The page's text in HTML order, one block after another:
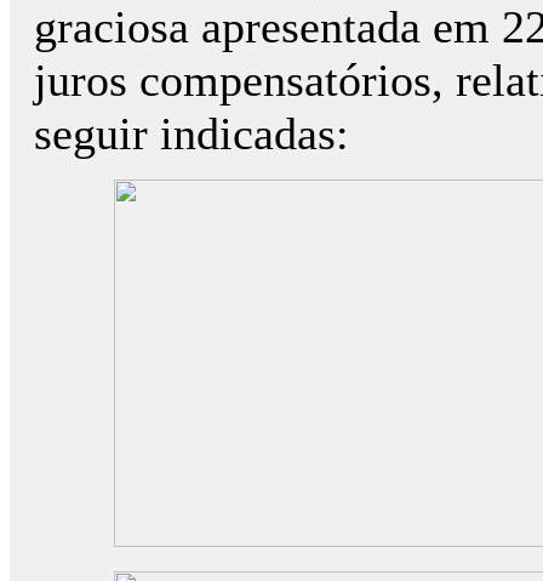
graciosa apresentada em
juros compensatórios,
seguir indicadas: